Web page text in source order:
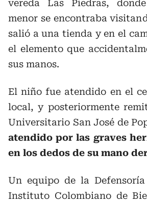
vereda Las Piedras,
menor se encontraba
salió a una tienda y en el
el elemento que
sus manos.
El niño fue atendido en el
local, y posteriormente
Universitario San José de
atendido por las graves
en los dedos de su mano
Un equipo de la
Instituto Colombiano de